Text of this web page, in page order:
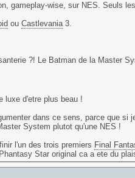
gameplay-wise, sur NES. Seuls
ou Castlevania3.
?! Le Batman de la Master
luxe d'etre plus beau !
dans ce sens, parce que si
System plutot qu'une NES !
l'un des trois premiers Final
Phantasy Staroriginal ca a ete du